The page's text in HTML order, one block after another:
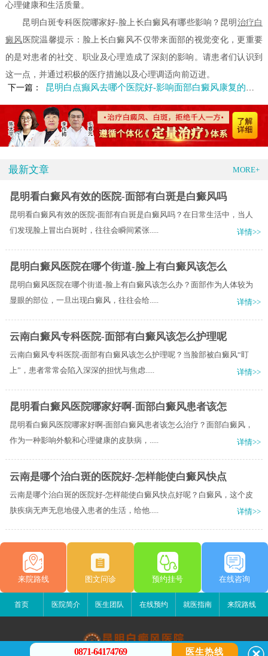
心理健康和生活质量。
昆明白斑专科医院哪家好-脸上长白癜风有哪些影响？昆明 治疗白
癜风 医院温馨提示：脸上长白癜风不仅带来面部的视觉变化，更重要
的是对患者的社交、职业及心理造成了深刻的影响。请患者们认识到
这一点，并通过积极的医疗措施以及心理调适向前迈进。
下一篇：
昆明白点癫风去哪个医院好-影响面部白癜风康复的因素是什么
最新文章 MORE+
昆明看白癜风有效的医院-面部有白斑是白癜风吗
昆明看白癜风有效的医院-面部有白斑是白癜风吗？在日常生活中，当人
们发现脸上冒出白斑时，往往会瞬间紧张.....
详情>>
昆明白癜风医院在哪个街道-脸上有白癜风该怎么
昆明白癜风医院在哪个街道-脸上有白癜风该怎么办？面部作为人体较为
显眼的部位，一旦出现白癜风，往往会给.....
详情>>
云南白癜风专科医院-面部有白癜风该怎么护理呢
云南白癜风专科医院-面部有白癜风该怎么护理呢？当脸部被白癜风“盯
上”，患者常常会陷入深深的担忧与焦虑.....
详情>>
昆明看白癜风医院哪家好啊-面部白癜风患者该怎
昆明看白癜风医院哪家好啊-面部白癜风患者该怎么治疗？面部白癜风，
作为一种影响外貌和心理健康的皮肤病，.....
详情>>
云南是哪个治白斑的医院好-怎样能使白癜风快点
云南是哪个治白斑的医院好-怎样能使白癜风快点好呢？白癜风，这个皮
肤疾病无声无息地侵入患者的生活，给他.....
详情>>
来院路线 图文问诊 预约挂号 在线咨询
首页 医院简介 医生团队 在线预约 就医指南 来院路线
0871-64174769 医生热线